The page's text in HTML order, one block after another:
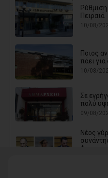
Πειραιά
10/08/
Ποιος
πάει
10/08/
Σε
πολύ
09/08/
Νέος